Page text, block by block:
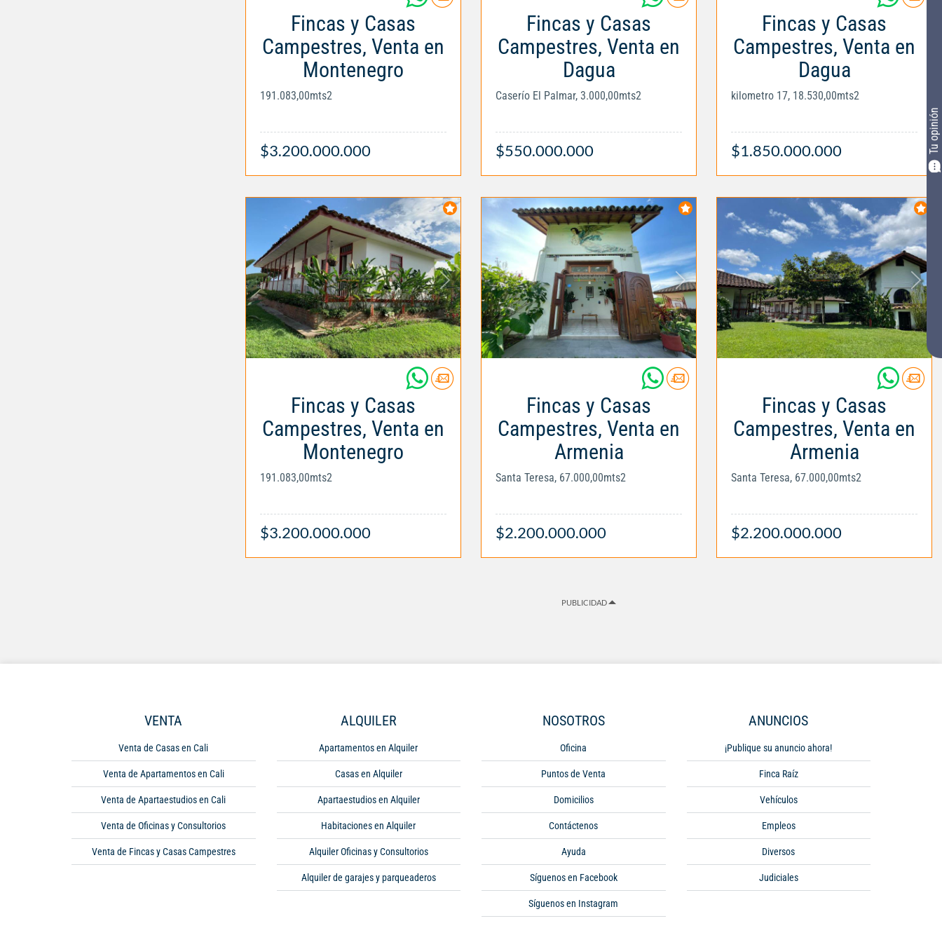
Tu opinión
Fincas y Casas
Campestres, Venta en
Montenegro
191.083,00mts2
$3.200.000.000
Fincas y Casas
Campestres, Venta en
Dagua
Caserío El Palmar, 3.000,00mts2
$550.000.000
Fincas y Casas
Campestres, Venta en
Dagua
kilometro 17, 18.530,00mts2
$1.850.000.000
Fincas y Casas
Campestres, Venta en
Montenegro
191.083,00mts2
$3.200.000.000
Fincas y Casas
Campestres, Venta en
Armenia
Santa Teresa, 67.000,00mts2
$2.200.000.000
Fincas y Casas
Campestres, Venta en
Armenia
Santa Teresa, 67.000,00mts2
$2.200.000.000
PUBLICIDAD
VENTA
Venta de Casas en Cali
Venta de Apartamentos en Cali
Venta de Apartaestudios en Cali
Venta de Oficinas y Consultorios
Venta de Fincas y Casas Campestres
ALQUILER
Apartamentos en Alquiler
Casas en Alquiler
Apartaestudios en Alquiler
Habitaciones en Alquiler
Alquiler Oficinas y Consultorios
Alquiler de garajes y parqueaderos
NOSOTROS
Oficina
Puntos de Venta
Domicilios
Contáctenos
Ayuda
Síguenos en Facebook
Síguenos en Instagram
ANUNCIOS
¡Publique su anuncio ahora!
Finca Raíz
Vehículos
Empleos
Diversos
Judiciales